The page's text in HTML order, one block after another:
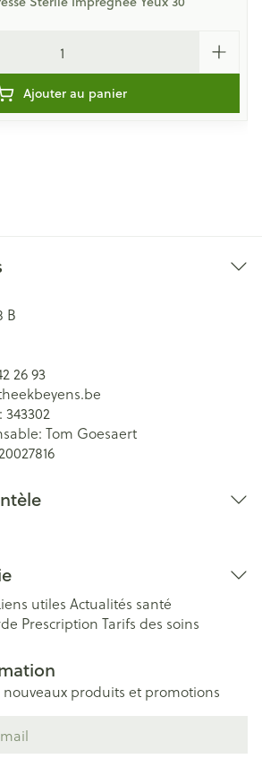
Ajouter au panier
B
26 93
343302
Tom Goesaert
utiles Actualités santé
Prescription Tarifs des soins
nouveaux produits et promotions